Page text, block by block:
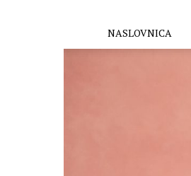
NASLOVNICA